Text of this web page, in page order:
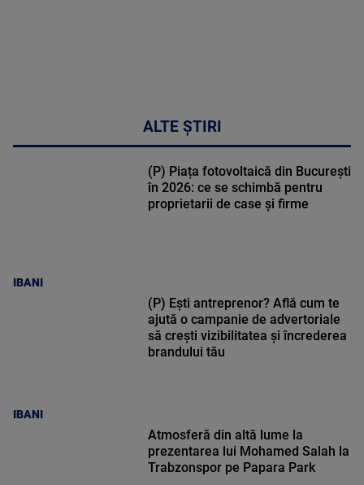
ALTE ȘTIRI
IBANI
(P) Piața fotovoltaică din București
în 2026: ce se schimbă pentru
proprietarii de case și firme
IBANI
(P) Ești antreprenor? Află cum te
ajută o campanie de advertoriale
să crești vizibilitatea și încrederea
brandului tău
Atmosferă din altă lume la
prezentarea lui Mohamed Salah la
Trabzonspor pe Papara Park